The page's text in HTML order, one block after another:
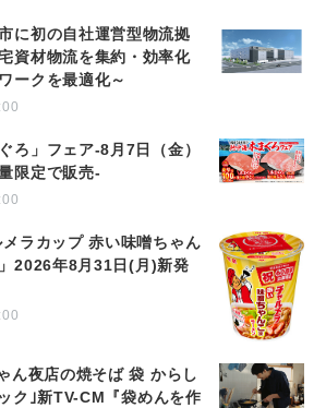
に初の自社運営型物流拠
資材物流を集約・効率化
ークを最適化～
ろ」フェア-8月7日（金）
限定で販売-
メラカップ 赤い味噌ちゃん
2026年8月31日(月)新発
ん夜店の焼そば 袋 からし
ク｣新TV-CM『袋めんを作